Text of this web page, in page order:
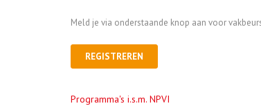
Meld je via onderstaande knop aan voor
REGISTREREN
Programma's i.s.m. NPVI